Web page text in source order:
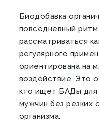
Биодобавка
повседневный
рассматриваться
регулярного
ориентирована на
воздействие. Это
кто ищет БАДы для
мужчин без резких
организма.